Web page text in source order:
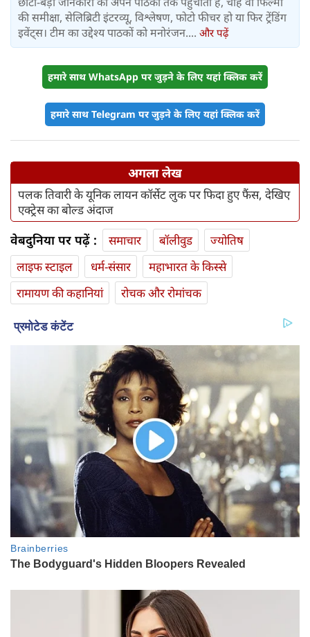
की समीक्षा, सेलिब्रिटी इंटरव्यू, विश्लेषण, फोटो फीचर हो या फिर ट्रेंडिंग
इवेंट्स। टीम का उद्देश्य पाठकों को मनोरंजन.... और पढ़ें
हमारे साथ WhatsApp पर जुड़ने के लिए यहां क्लिक करें
हमारे साथ Telegram पर जुड़ने के लिए यहां क्लिक करें
अगला लेख
पलक तिवारी के यूनिक लायन कॉर्सेट लुक पर फिदा हुए फैंस, देखिए
एक्ट्रेस का बोल्ड अंदाज
वेबदुनिया पर पढ़ें : समाचार बॉलीवुड
ज्योतिष
लाइफ स्‍टाइल
धर्म-संसार
महाभारत के किस्से
रामायण की कहानियां
रोचक और रोमांचक